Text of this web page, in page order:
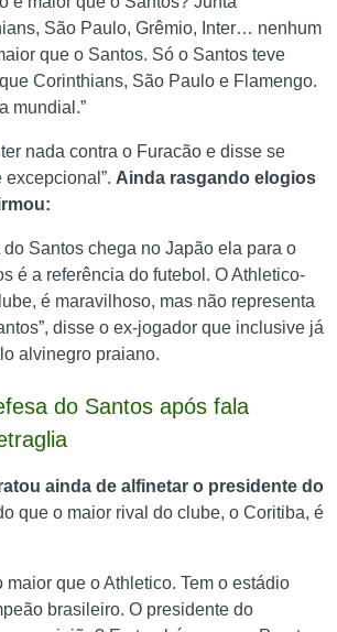
São Paulo, Grêmio, Inter… nenhum
que o Santos. Só o Santos teve
Corinthians, São Paulo e Flamengo.
mundial.”
nada contra o Furacão e disse se
excepcional”. Ainda rasgando elogios
do Santos chega no Japão ela para o
é a referência do futebol. O Athletico-
é maravilhoso, mas não representa
disse o ex-jogador que inclusive já
alvinegro praiano.
do Santos após fala
ainda de alfinetar o presidente do
que o maior rival do clube, o Coritiba, é
maior que o Athletico. Tem o estádio
brasileiro. O presidente do